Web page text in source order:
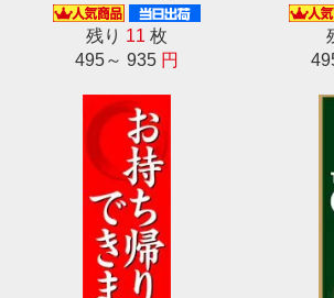
残り 11 枚
495～ 935 円